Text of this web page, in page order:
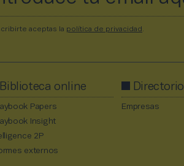
aceptas la política de privacidad
Biblioteca online
Papers
Insight
2P
externos
Directorio
Empresas